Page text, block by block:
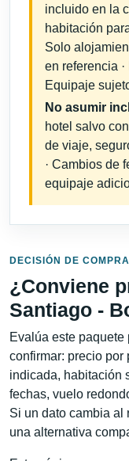
incluido en la
habitación
Solo
en referencia
Equipaje
No asumir
hotel salvo
de viaje,
· Cambios de
equipaje
DECISIÓN DE COMPRA
¿Conviene
Santiago -
Evalúa este paquete
confirmar: precio por
indicada, habitación
fechas, vuelo
Si un dato cambia al
una alternativa